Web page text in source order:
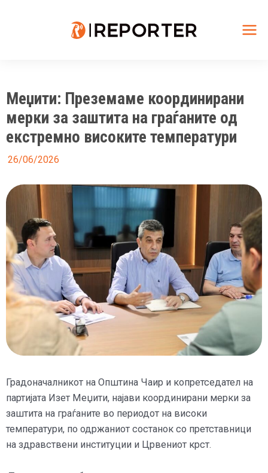
Меџити: Преземаме координирани
мерки за заштита на граѓаните од
екстремно високите температури
26/06/2026
Градоначалникот на Општина Чаир и копретседател на
партијата Изет Меџити, најави координирани мерки за
заштита на граѓаните во периодот на високи
температури, по одржаниот состанок со претставници
на здравствени институции и Црвениот крст.